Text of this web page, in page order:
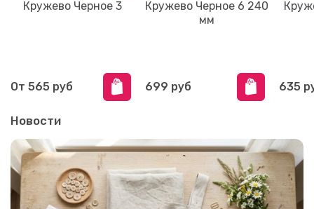
Кружево Черное 3
От 565 руб
Кружево Черное 6 240
мм
699 руб 635
Новости